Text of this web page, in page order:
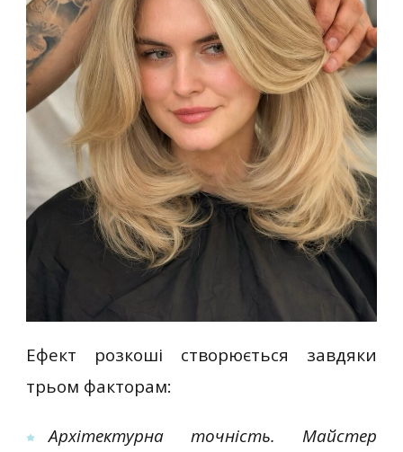
Ефект розкоші створюється завдяки
трьом факторам:
Архітектурна точність. Майстер